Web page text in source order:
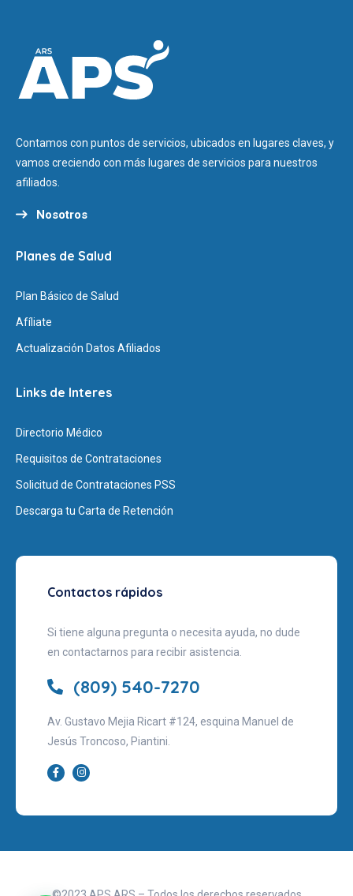
Contamos con puntos de servicios, ubicados en lugares claves, y
vamos creciendo con más lugares de servicios para nuestros
afiliados.
Nosotros
Planes de Salud
Plan Básico de Salud
Afíliate
Actualización Datos Afiliados
Links de Interes
Directorio Médico
Requisitos de Contrataciones
Solicitud de Contrataciones PSS
Descarga tu Carta de Retención
Contactos rápidos
Si tiene alguna pregunta o necesita ayuda, no dude
en contactarnos para recibir asistencia.
(809) 540-7270
Av. Gustavo Mejia Ricart #124, esquina Manuel de
Jesús Troncoso, Piantini.